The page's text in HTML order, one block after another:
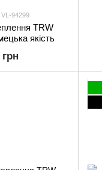
94299
TRW
якість